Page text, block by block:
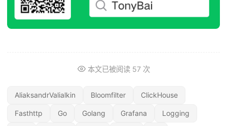
本文已被阅读 57次
AliaksandrValialkin Bloomfilter ClickHouse
Fasthttp Go Golang Grafana Logging